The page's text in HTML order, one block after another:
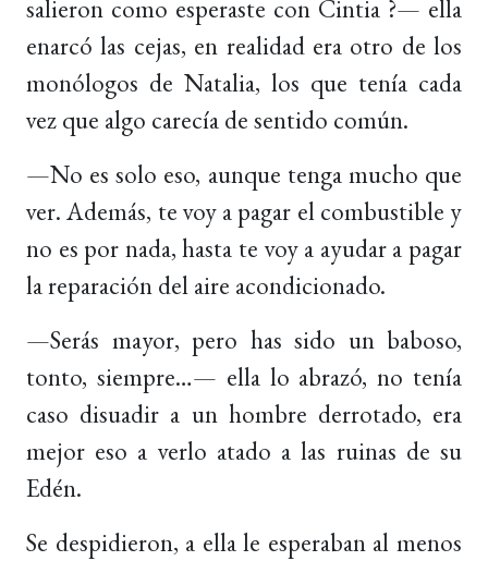
salieron como esperaste con Cintia ?— ella
enarcó las cejas, en realidad era otro de los
monólogos de Natalia, los que tenía cada
vez que algo carecía de sentido común.
—No es solo eso, aunque tenga mucho que
ver. Además, te voy a pagar el combustible y
no es por nada, hasta te voy a ayudar a pagar
la reparación del aire acondicionado.
—Serás mayor, pero has sido un baboso,
tonto, siempre…— ella lo abrazó, no tenía
caso disuadir a un hombre derrotado, era
mejor eso a verlo atado a las ruinas de su
Edén.
Se despidieron, a ella le esperaban al menos